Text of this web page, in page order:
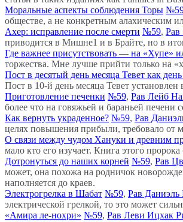
Моральные аспекты соблюдения Торы
обществе, а не конкретным алахическим
Ахер: исправление после смерти №59, Рав
приводится в Мишне1 и в Брайте, но в
Где важнее присутствовать — на «Хупе»
торжества. Мне лучше прийти только на
Пост в десятый день месяца Тевет как
Пост в 10-й день месяца Тевет
Приготовление печенки №59, Рав Лейб
более что на говяжьей и бараньей
Как вернуть украденное? №59, Рав
целях повышения прибыли, требовало от
О связи между чудом Хануки и древним
мало кто его изучает. Книга этого
Дотронуться до наших корней №59, Рав
может, она похожа на родничок
наполняется до краев.
Электрогрелка в Шабат №59, Рав
электрической грелкой, то это может
«Амира ле-нохри» №59, Рав Леви Ицхак